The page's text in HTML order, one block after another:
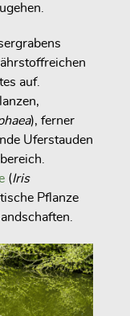
auf.
), ferner
Uferstauden
(Iris
Pflanze